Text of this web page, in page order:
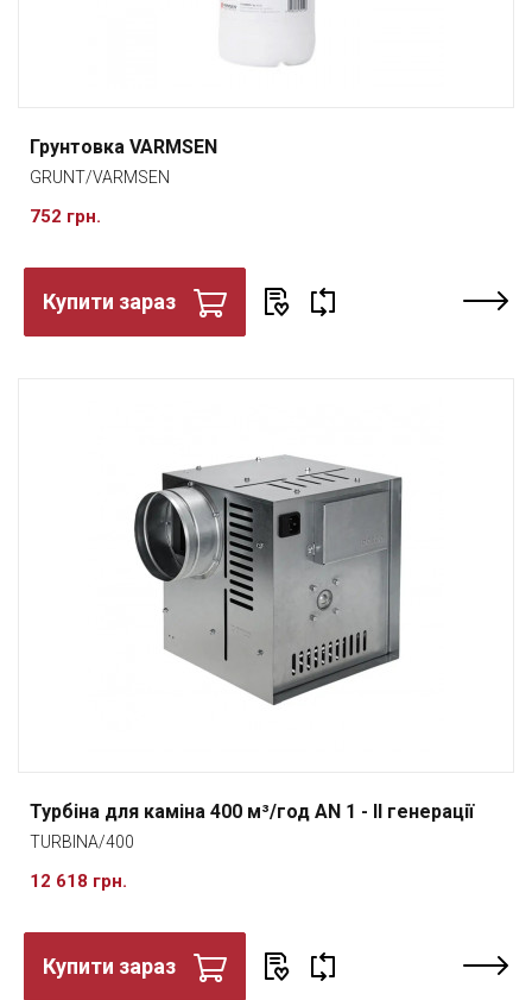
Грунтовка VARMSEN
GRUNT/VARMSEN
752 грн.
Купити зараз
Турбіна для каміна 400 м³/год AN 1 - II генерації
TURBINA/400
12 618 грн.
Купити зараз